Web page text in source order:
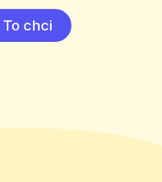
To chci